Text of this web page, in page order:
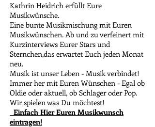
Kathrin Heidrich erfüllt Eure
Musikwünsche.
Eine bunte Musikmischung mit Euren
Musikwünschen. Ab und zu verfeinert mit
Kurzinterviews Eurer Stars und
Sternchen,das erwartet Euch jeden Monat
neu.
Musik ist unser Leben - Musik verbindet!
Immer her mit Euren Wünschen - Egal ob
Oldie oder aktuell, ob Schlager oder Pop.
Wir spielen was Du möchtest!
Einfach Hier Euren Musikwunsch
eintragen!